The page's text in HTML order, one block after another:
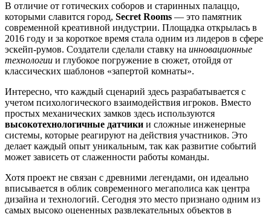
В отличие от готических соборов и старинных палаццо,
которыми славится город, Secret Rooms — это памятник
современной креативной индустрии. Площадка открылась в
2016 году и за короткое время стала одним из лидеров в сфере
эскейп-румов. Создатели сделали ставку на инновационные
технологии и глубокое погружение в сюжет, отойдя от
классических шаблонов «запертой комнаты».
Интересно, что каждый сценарий здесь разрабатывается с
учетом психологического взаимодействия игроков. Вместо
простых механических замков здесь используются
высокотехнологичные датчики и сложные инженерные
системы, которые реагируют на действия участников. Это
делает каждый опыт уникальным, так как развитие событий
может зависеть от слаженности работы команды.
Хотя проект не связан с древними легендами, он идеально
вписывается в облик современного мегаполиса как центра
дизайна и технологий. Сегодня это место признано одним из
самых высоко оцененных развлекательных объектов в